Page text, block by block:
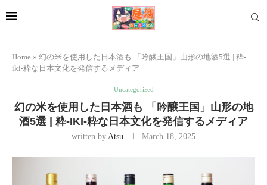
Home » 幻の米を使用した日本酒も 「吟醸王国」山形の地酒5選 | 粋-
iki-粋な日本文化を発信するメディア
Uncategorized
幻の米を使用した日本酒も 「吟醸王国」山形の地
酒5選 | 粋-IKI-粋な日本文化を発信するメディア
written by Atsu March 18, 2025